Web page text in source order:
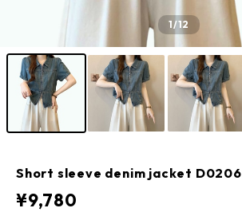
1/12
Short sleeve denim jacket D0206
¥9,780